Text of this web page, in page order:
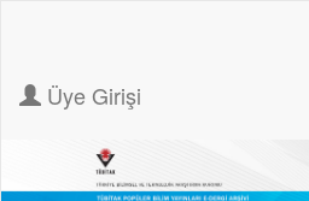
Üye Girişi